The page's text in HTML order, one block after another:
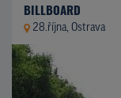
BILLBOARD
28.října, Ostrava